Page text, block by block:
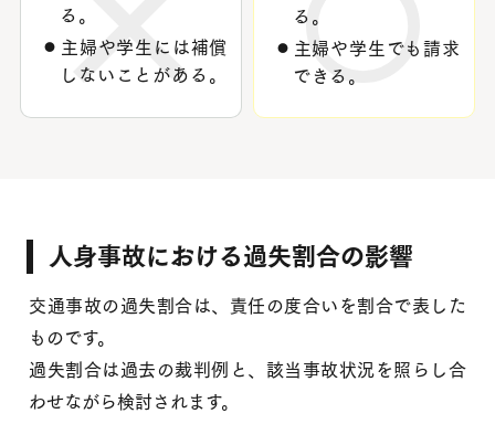
る。
主婦や学生には補償
しないことがある。
る。
主婦や学生でも請求
できる。
人身事故における過失割合の影響
交通事故の過失割合は、責任の度合いを割合で表した
ものです。
過失割合は過去の裁判例と、該当事故状況を照らし合
わせながら検討されます。